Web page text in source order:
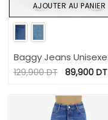
Baggy Jeans Unisexe
Enfant Bi-couleurs
129,900DT 89,900DT
AJOUTER AU PANIER